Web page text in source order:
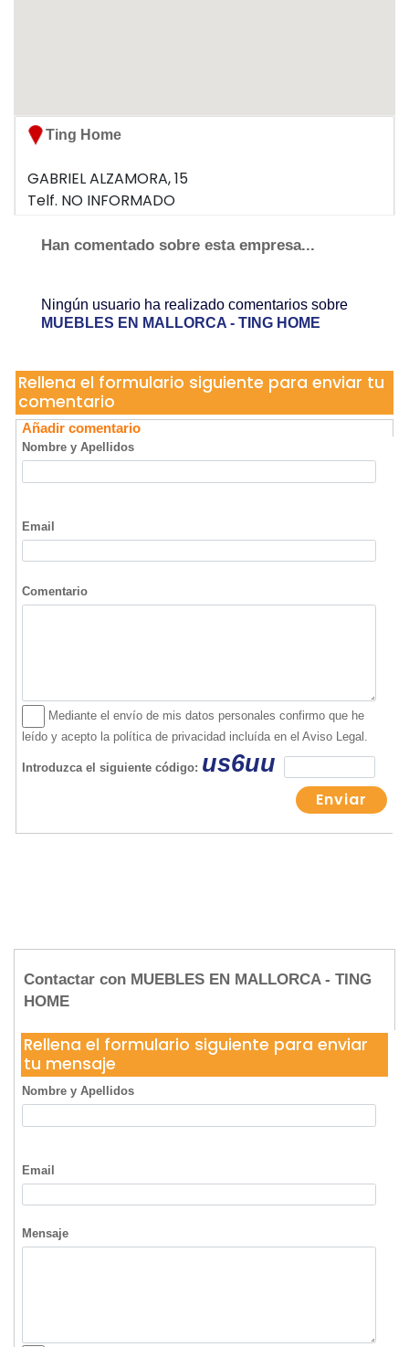
Ting Home
GABRIEL ALZAMORA, 15
Telf. NO INFORMADO
Han comentado sobre esta empresa...
Ningún usuario ha realizado comentarios sobre
MUEBLES EN MALLORCA - TING HOME
Contactar con MUEBLES EN MALLORCA - TING
HOME